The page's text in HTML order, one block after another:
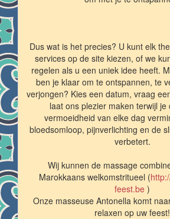
Dus wat is het precies? U kunt elk
services op de site kiezen, of we
regelen als u een uniek idee heeft.
ben je klaar om te ontspannen, te
verjongen? Kies een datum, vraag
laat ons plezier maken terwijl je
vermoeidheid van elke dag
bloedsomloop, pijnverlichting en de
verbetert.
Wij kunnen de massage
Marokkaans welkomstritueel (
feest.be )
Onze masseuse Antonella komt
relaxen op uw feest!